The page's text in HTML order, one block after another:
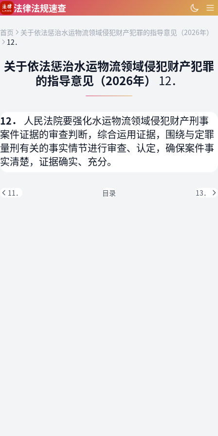
跳到主要内容
法律法规速查
首页
关于依法惩治水运物流领域侵犯财产犯罪的指导意见（2026年）
12．
关于依法惩治水运物流领域侵犯财产犯罪
的指导意见（2026年） 12．
12． 人民法院要强化水运物流领域侵犯财产刑事
案件证据的审查判断，综合运用证据，围绕与定罪
量刑有关的事实情节进行审查、认定，确保案件事
实清楚，证据确实、充分。
11． 目录 13．